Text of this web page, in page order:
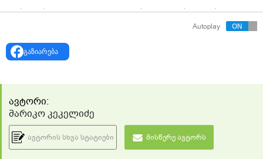
მოქალაქეები სოლიდარობას უცხადებენ, სხვადასხვა
აქციის დროს დაკავებულ მოქალაქეებს, ასევე
ჯანმრთელობის მდგომარეობა საყურადღებოა,
რადგან 18 დღეა შიმშილობს.
აქციის მონაწილეები მოითხოვენ, რომ საპარლამენტო
არჩევნები დროულად ჩატარდეს და ევროკავშირში
ინტეგრაცია დაჩქარდეს.
Autoplay
გაზიარება
ავტორი:
მარიკო კეკელიძე
ავტორის სხვა სტატიები მისწერე ავტორს